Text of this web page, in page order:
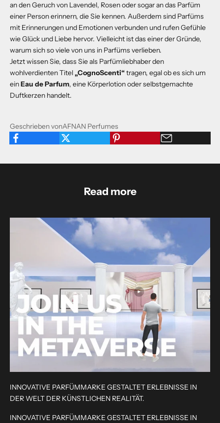
an den Geruch von Lavendel, Rosen oder sogar an das Parfüm
einer Person erinnern, die Sie kennen. Außerdem sind Parfüms
mit Erinnerungen und Emotionen verbunden und rufen Gefühle
wie Glück und Liebe hervor. Vielleicht ist das einer der Gründe,
warum sich so viele von uns in Parfüms verlieben.
Jetzt wissen Sie, dass Sie als Parfümliebhaber den
wohlverdienten Titel„CognoScenti“tragen, egal ob es sich um
einEau de Parfum, eine Körperlotion oder selbstgemachte
Duftkerzen handelt.
Geschrieben vonAFNAN Perfumes
Read more
INNOVATIVE PARFÜMMARKE GESTALTET ERLEBNISSE IN
DER WELT DER KÜNSTLICHEN REALITÄT.
INNOVATIVE PARFÜMMARKE GESTALTET ERLEBNISSE IN